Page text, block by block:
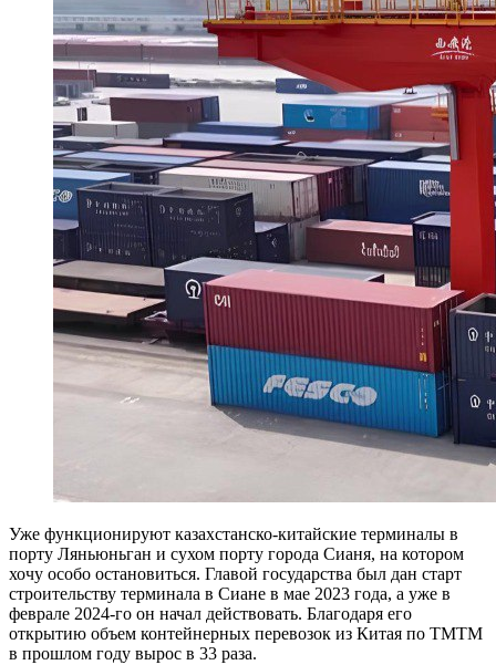
Уже функционируют казахстанско-китайские терминалы в
порту Ляньюньган и сухом порту города Сианя, на котором
хочу особо остановиться. Главой государства был дан старт
строи­тельству терминала в Сиане в мае 2023 года, а уже в
феврале 2024-го он начал действовать. Благодаря его
открытию объем контейнерных перевозок из Китая по ТМТМ
в прошлом году вырос в 33 раза.